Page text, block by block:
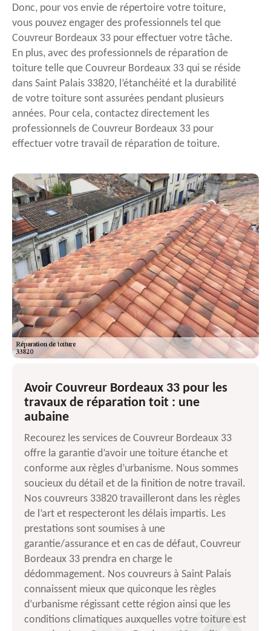
Donc, pour vos envie de répertoire votre toiture,
vous pouvez engager des professionnels tel que
Couvreur Bordeaux 33 pour effectuer votre tâche.
En plus, avec des professionnels de réparation de
toiture telle que Couvreur Bordeaux 33 qui se réside
dans Saint Palais 33820, l’étanchéité et la durabilité
de votre toiture sont assurées pendant plusieurs
années. Pour cela, contactez directement les
professionnels de Couvreur Bordeaux 33 pour
effectuer votre travail de réparation de toiture.
Avoir Couvreur Bordeaux 33 pour les
travaux de réparation toit : une
aubaine
Recourez les services de Couvreur Bordeaux 33
offre la garantie d’avoir une toiture étanche et
conforme aux règles d’urbanisme. Nous sommes
soucieux du détail et de la finition de notre travail.
Nos couvreurs 33820 travailleront dans les règles
de l’art et respecteront les délais impartis. Les
prestations sont soumises à une
garantie/assurance et en cas de défaut, Couvreur
Bordeaux 33 prendra en charge le
dédommagement. Nos couvreurs à Saint Palais
connaissent mieux que quiconque les règles
d’urbanisme régissant cette région ainsi que les
conditions climatiques auxquelles votre toiture est